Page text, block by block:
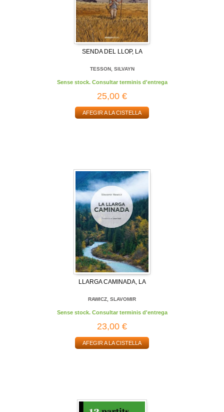
SENDA DEL LLOP, LA
TESSON, SILVAYN
Sense stock. Consultar terminis d'entrega
25,00 €
AFEGIR A LA CISTELLA
LLARGA CAMINADA, LA
RAWICZ, SLAVOMIR
Sense stock. Consultar terminis d'entrega
23,00 €
AFEGIR A LA CISTELLA